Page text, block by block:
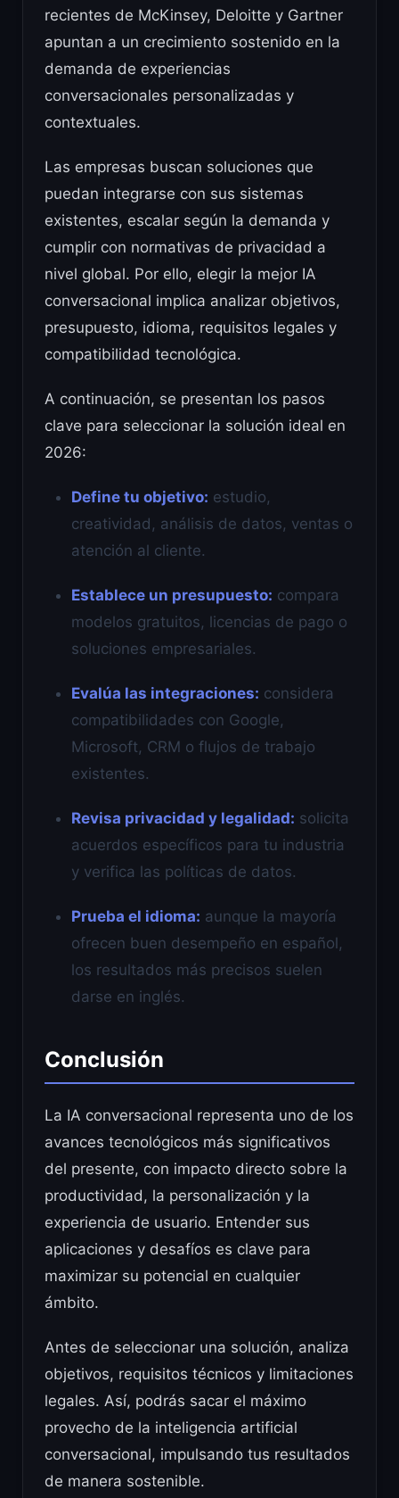
recientes de McKinsey, Deloitte y Gartner
apuntan a un crecimiento sostenido en la
demanda de experiencias
conversacionales personalizadas y
contextuales.
Las empresas buscan soluciones que
puedan integrarse con sus sistemas
existentes, escalar según la demanda y
cumplir con normativas de privacidad a
nivel global. Por ello, elegir la mejor IA
conversacional implica analizar objetivos,
presupuesto, idioma, requisitos legales y
compatibilidad tecnológica.
A continuación, se presentan los pasos
clave para seleccionar la solución ideal en
2026:
Define tu objetivo: estudio,
creatividad, análisis de datos, ventas o
atención al cliente.
Establece un presupuesto: compara
modelos gratuitos, licencias de pago o
soluciones empresariales.
Evalúa las integraciones: considera
compatibilidades con Google,
Microsoft, CRM o flujos de trabajo
existentes.
Revisa privacidad y legalidad: solicita
acuerdos específicos para tu industria
y verifica las políticas de datos.
Prueba el idioma: aunque la mayoría
ofrecen buen desempeño en español,
los resultados más precisos suelen
darse en inglés.
Conclusión
La IA conversacional representa uno de los
avances tecnológicos más significativos
del presente, con impacto directo sobre la
productividad, la personalización y la
experiencia de usuario. Entender sus
aplicaciones y desafíos es clave para
maximizar su potencial en cualquier
ámbito.
Antes de seleccionar una solución, analiza
objetivos, requisitos técnicos y limitaciones
legales. Así, podrás sacar el máximo
provecho de la inteligencia artificial
conversacional, impulsando tus resultados
de manera sostenible.